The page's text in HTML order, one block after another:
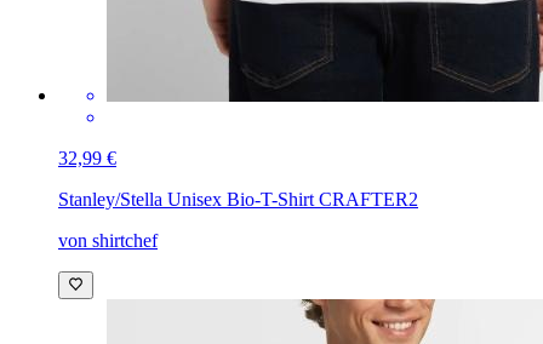
32,99 €
Stanley/Stella Unisex Bio-T-Shirt CRAFTER2
von shirtchef